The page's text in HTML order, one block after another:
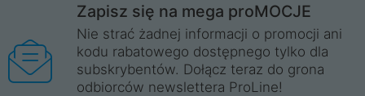
Zapisz się na mega proMOCJE
Nie strać żadnej informacji o promocji ani
kodu rabatowego dostępnego tylko dla
subskrybentów. Dołącz teraz do grona
odbiorców newslettera ProLine!